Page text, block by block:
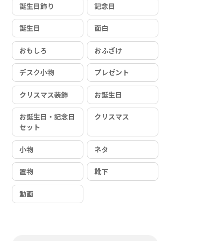
誕生日飾り 記念日
誕生日 面白
おもしろ おふざけ
デスク小物 プレゼント
クリスマス装飾 お誕生日
お誕生日・記念日
セット
クリスマス
小物 ネタ
置物 靴下
動画